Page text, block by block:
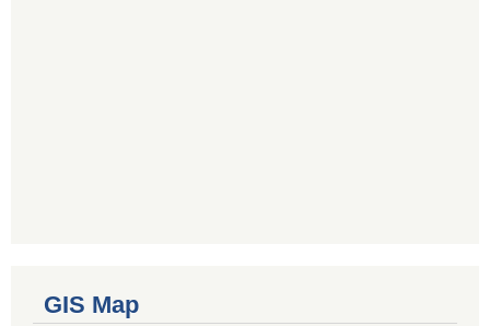
GIS Map